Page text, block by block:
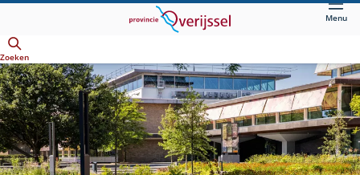
hoofdinhoud
Menu
Zoeken